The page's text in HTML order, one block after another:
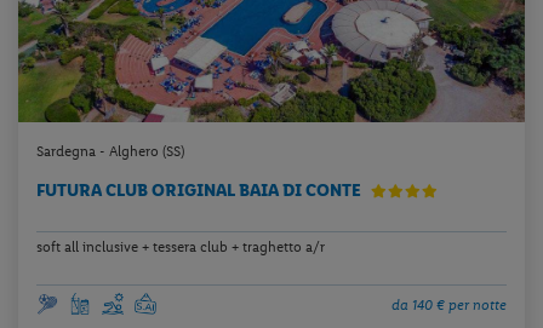
Sardegna - Alghero (SS)
FUTURA CLUB ORIGINAL BAIA DI CONTE
soft all inclusive + tessera club + traghetto a/r
da 140 € per notte